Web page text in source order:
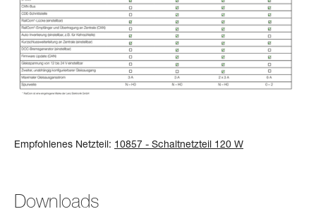
Empfohlenes Netzteil: 10857 - Schaltnetzteil 120 W
Downloads